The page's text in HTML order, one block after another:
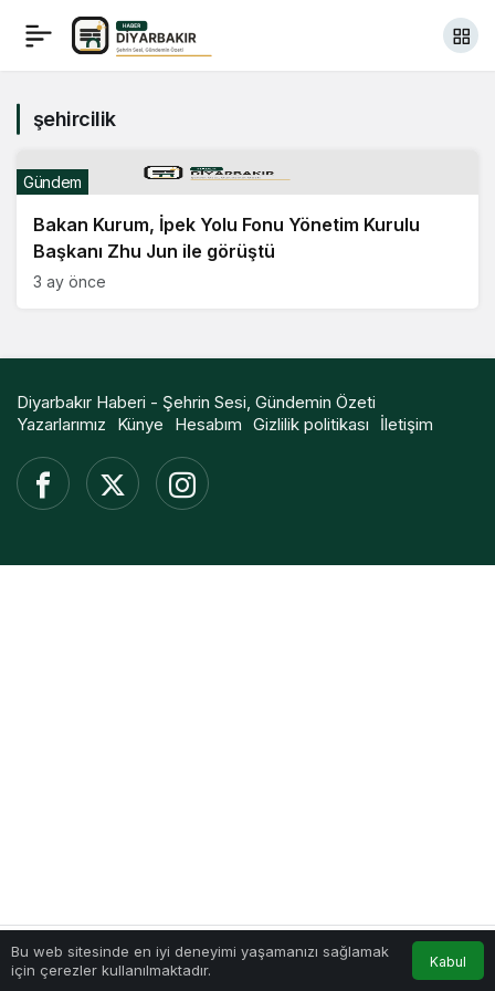
şehircilik
Bakan Kurum, İpek Yolu Fonu Yönetim Kurulu
Başkanı Zhu Jun ile görüştü
Gündem
3 ay önce
Bu web sitesinde en iyi deneyimi yaşamanızı sağlamak
için çerezler kullanılmaktadır.
Kabul
Diyarbakır Haberi - Şehrin Sesi, Gündemin Özeti
Yazarlarımız
Künye Hesabım Gizlilik politikası İletişim
Anasayfa